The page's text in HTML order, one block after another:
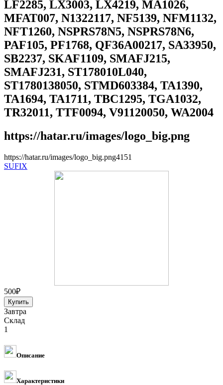
LF2285, LX3003, LX4219, MA1026,
MFAT007, N1322117, NF5139, NFM1132,
NFT1260, NSPRS78N5, NSPRS78N6,
PAF105, PF1768, QF36A00217, SA33950,
SB2237, SKAF1109, SMAFJ215,
SMAFJ231, ST178010L040,
ST1780138050, STMD603384, TA1390,
TA1694, TA1711, TBC1295, TGA1032,
TR32011, TTF0094, V91120050, WA2004
https://hatar.ru/images/logo_big.png
https://hatar.ru/images/logo_big.png41 51
SUFIX
500₽
Завтра
Склад
1
Описание
Характеристики